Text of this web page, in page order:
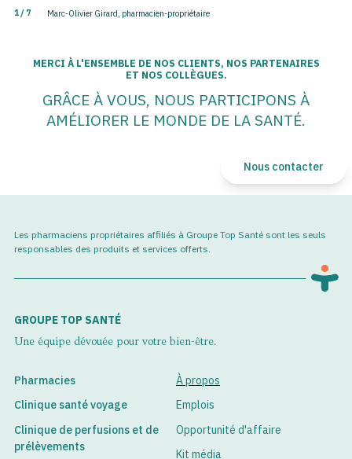
Marc-Olivier Girard, pharmacien-propriétaire
1/ 7
MERCI À L'ENSEMBLE DE NOS CLIENTS, NOS PARTENAIRES
ET NOS COLLÈGUES.
GRÂCE À VOUS, NOUS PARTICIPONS À
AMÉLIORER LE MONDE DE LA SANTÉ.
Nous contacter
Les pharmaciens propriétaires affiliés à Groupe Top Santé sont les seuls
responsables des produits et services offerts.
GROUPE TOP SANTÉ
Une équipe dévouée pour votre bien-être.
Pharmacies
Clinique santé voyage
Clinique de perfusions et de
prélèvements
À propos
Emplois
Opportunité d'affaire
Kit média